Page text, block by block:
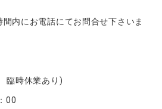
内にお電話にてお問合せ下さいま
臨時休業あり)
00